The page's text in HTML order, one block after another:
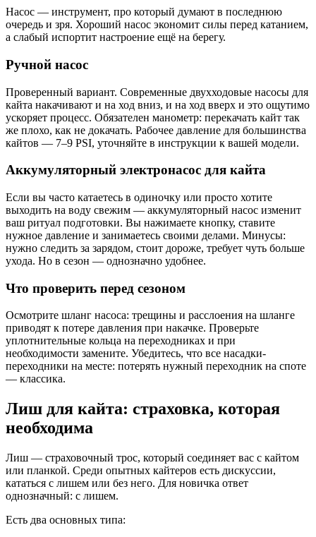
Насос — инструмент, про который думают в последнюю
очередь и зря. Хороший насос экономит силы перед катанием,
а слабый испортит настроение ещё на берегу.
Ручной насос
Проверенный вариант. Современные двухходовые насосы для
кайта накачивают и на ход вниз, и на ход вверх и это ощутимо
ускоряет процесс. Обязателен манометр: перекачать кайт так
же плохо, как не докачать. Рабочее давление для большинства
кайтов — 7–9 PSI, уточняйте в инструкции к вашей модели.
Аккумуляторный электронасос для кайта
Если вы часто катаетесь в одиночку или просто хотите
выходить на воду свежим — аккумуляторный насос изменит
ваш ритуал подготовки. Вы нажимаете кнопку, ставите
нужное давление и занимаетесь своими делами. Минусы:
нужно следить за зарядом, стоит дороже, требует чуть больше
ухода. Но в сезон — однозначно удобнее.
Что проверить перед сезоном
Осмотрите шланг насоса: трещины и расслоения на шланге
приводят к потере давления при накачке. Проверьте
уплотнительные кольца на переходниках и при
необходимости замените. Убедитесь, что все насадки-
переходники на месте: потерять нужный переходник на споте
— классика.
Лиш для кайта: страховка, которая
необходима
Лиш — страховочный трос, который соединяет вас с кайтом
или планкой. Среди опытных кайтеров есть дискуссии,
кататься с лишем или без него. Для новичка ответ
однозначный: с лишем.
Есть два основных типа: